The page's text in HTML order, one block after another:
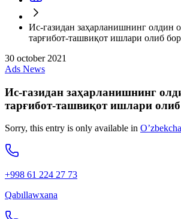
Ис-газидан заҳарланишнинг олдин
тарғибот-ташвиқот ишлари олиб
30 october 2021
Ads News
Ис-газидан заҳарланишнинг
тарғибот-ташвиқот ишлари
Sorry, this entry is only available in O’zbekcha
+998 61 224 27 73
Qabıllawxana